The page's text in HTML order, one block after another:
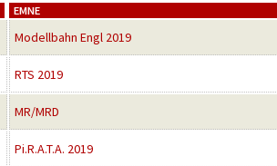
EMNE
Modellbahn Engl 2019
RTS 2019
MR/MRD
Pi.R.A.T.A. 2019